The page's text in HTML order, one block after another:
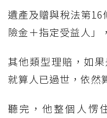
遺產及贈與稅法第
險金＋指定受益人」
其他類型理賠，如
就算人已過世，依然
聽完，他整個人愣